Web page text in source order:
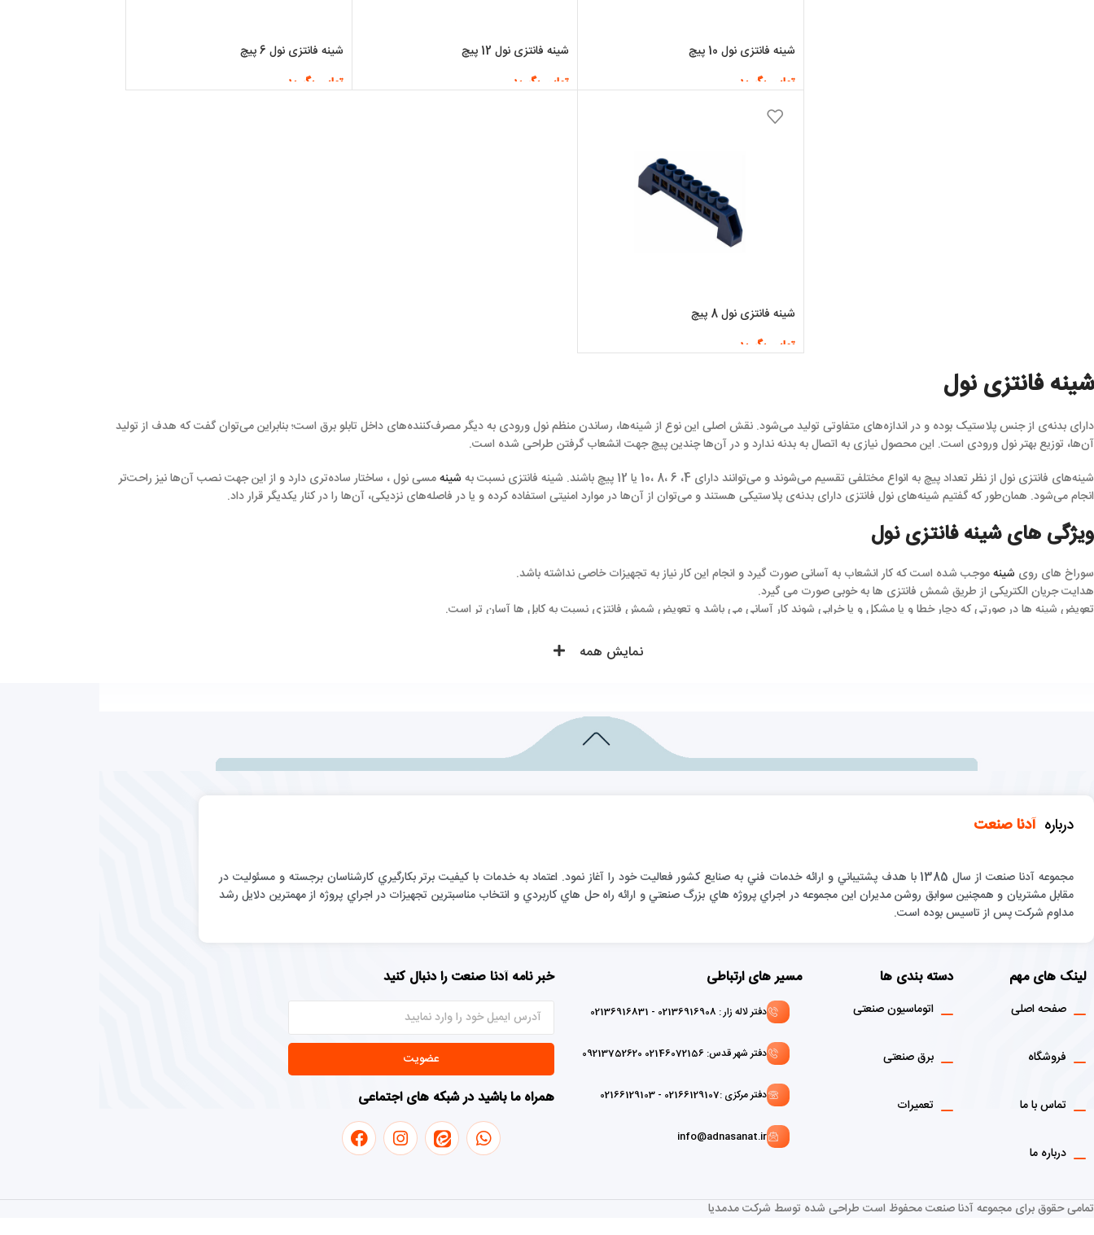
شینه فانتزی نول 10 پیچ
تماس بگیرید
اطلاعات بیشتر
شینه فانتزی نول 12 پیچ
تماس بگیرید
شینه فانتزی نول 6 پیچ
تماس بگیرید
شینه فانتزی نول 8 پیچ
تماس بگیرید
شینه فانتزی نول
دارای بدنه‌ی از جنس پلاستیک بوده و در اندازه‌های متفاوتی تولید می‌شود. نقش اصلی این نوع از شینه‌ها، رساندن منظم نول ورودی به دیگر مصرف‌کننده‌های داخل تابلو برق است؛ بنابراین می‌توان گفت که هدف از تولید
آن‌ها، توزیع بهتر نول ورودی است. این محصول نیازی به اتصال به بدنه ندارد و در آن‌ها چندین پیچ جهت انشعاب گرفتن طراحی شده است.
شینه‌های فانتزی نول از نظر تعداد پیچ به انواع مختلفی تقسیم می‌شوند و می‌توانند دارای 4، 6 ،8 ،10 یا 12 پیچ باشند. شینه فانتزی نسبت به
شینهمسی نول ، ساختار ساده‌تری دارد و از این جهت نصب آن‌ها نیز راحت‌تر
انجام می‌شود. همان‌طور که گفتیم شینه‌های نول فانتزی دارای بدنه‌ی پلاستیکی هستند و می‌توان از آن‌ها در موارد امنیتی استفاده کرده و یا در فاصله‌های نزدیکی، آن‌ها را در کنار یکدیگر قرار داد.
ویژگی های شینه فانتزی نول
سوراخ های روی شینهموجب شده است که کار انشعاب به آسانی صورت گیرد و انجام این کار نیاز به تجهیزات خاصی نداشته باشد.
هدایت جریان الکتریکی از طریق شمش فانتزی ها به خوبی صورت می گیرد.
تعویض شینه ها در صورتی که دچار خطا و یا مشکل و یا خرابی شوند کار آسانی می باشد و تعویض شمش فانتزی نسبت به کابل ها آسان تر است.
نمایش همه
درباره آدنا صنعت
مجموعه آدنا صنعت از سال 1385 با هدف پشتيباني و ارائه خدمات فني به صنايع كشور فعاليت خود را آغاز نمود. اعتماد به خدمات با كيفيت برتر بكارگيري كارشناسان برجسته و مسئوليت در
مقابل مشتريان و همچنين سوابق روشن مديران اين مجموعه در اجراي پروژه هاي بزرگ صنعتي و ارائه راه حل هاي كاربردي و انتخاب مناسبترين تجهيزات در اجراي پروژه از مهمترين دلايل رشد
مداوم شركت پس از تاسيس بوده است.
لینک های مهم
صفحه اصلی
فروشگاه
تماس با ما
درباره ما
دسته بندی ها
اتوماسیون صنعتی
برق صنعتی
تعمیرات
مسیر های ارتباطی
دفتر لاله زار : 02136916908 - 02136916831
دفتر شهر قدس: 02146072156 09213752620
دفتر مرکزی :02166129107 - 02166129103
info@adnasanat.ir
خبر نامه آدنا صنعت را دنبال کنید
عضویت
همراه ما باشید در شبکه های اجتماعی
تمامی حقوق برای مجموعه آدنا صنعت محفوظ است طراحی شده توسط شرکت مدمدیا